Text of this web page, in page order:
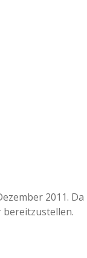
2011. Da
bereit­zu­stel­len.